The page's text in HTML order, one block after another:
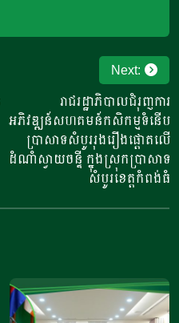
Next:
រាជរដ្ឋាភិបាលជំរុញការ
អភិវឌ្ឍន៍សហគមន៍កសិកម្មទំនើប
ប្រាសាទសំបូររុងរឿងផ្តោតលើ
ដំណាំស្វាយចន្ទី ក្នុងស្រុកប្រាសាទ
សំបូរខេត្តកំពង់ធំ